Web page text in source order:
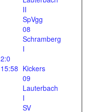
II
SpVgg
08
Schramberg
I
2:0
15:58 Kickers
09
Lauterbach
I
SV